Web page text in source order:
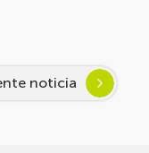
noticia